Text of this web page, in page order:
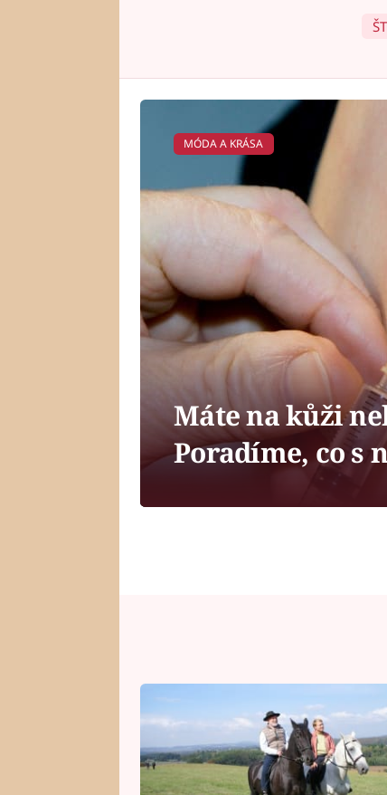
MÓDA A KRÁSA
Máte na kůži
Poradíme, co s